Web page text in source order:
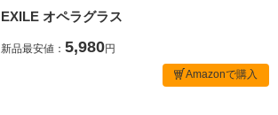
EXILE オペラグラス
新品最安値： 5,980円
Amazonで購入